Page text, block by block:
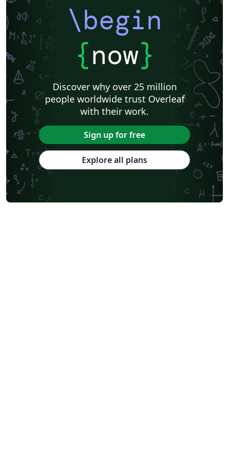
\begin
{now}
Discover why over 25 million
people worldwide trust Overleaf
with their work.
Sign up for free
Explore all plans